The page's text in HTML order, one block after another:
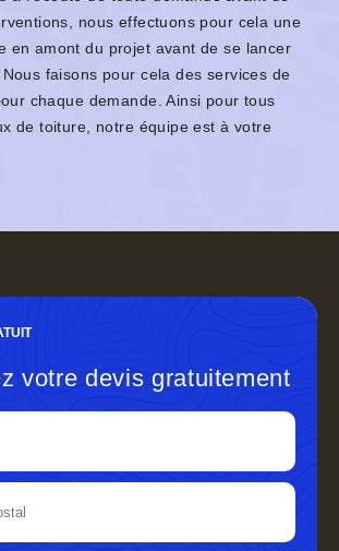
nous effectuons pour cela une
en amont du projet avant de se lancer
faisons pour cela des services de
chaque demande. Ainsi pour tous
de toiture, notre équipe est à votre
votre devis gratuitement